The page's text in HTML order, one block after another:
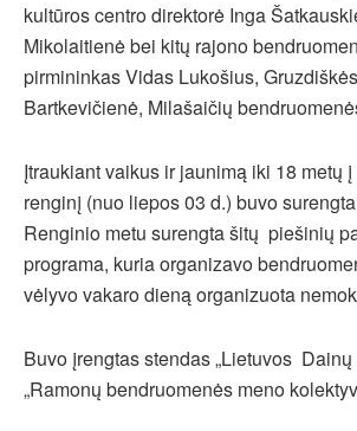
kultūros centro direktorė Inga
Mikolaitienė bei kitų rajono
pirmininkas Vidas Lukošius,
Bartkevičienė, Milašaičių
Įtraukiant vaikus ir jaunimą iki 18 metų
renginį (nuo liepos 03 d.) buvo
Renginio metu surengta šitų piešinių
programa, kuria organizavo
vėlyvo vakaro dieną organizuota
Buvo įrengtas stendas „Lietuvos
„Ramonų bendruomenės meno